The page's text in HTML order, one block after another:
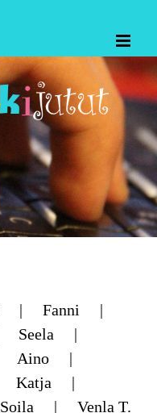
Fanni
Seela
Aino
Katja
Soila Venla T.